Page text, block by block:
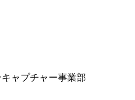
ャプチャー事業部